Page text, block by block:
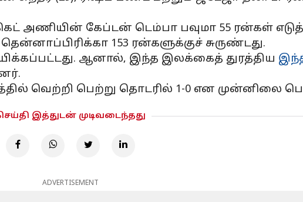
அணியின் கேப்டன் டெம்பா பவுமா 55 ரன்கள்
153 ரன்களுக்குச் சுருண்டது.
ஆனால், இந்த இலக்கைத் துரத்திய
வெற்றி பெற்று தொடரில் 1-0 என முன்னிலை
இத்துடன் முடிவடைந்தது
ADVERTISEMENT